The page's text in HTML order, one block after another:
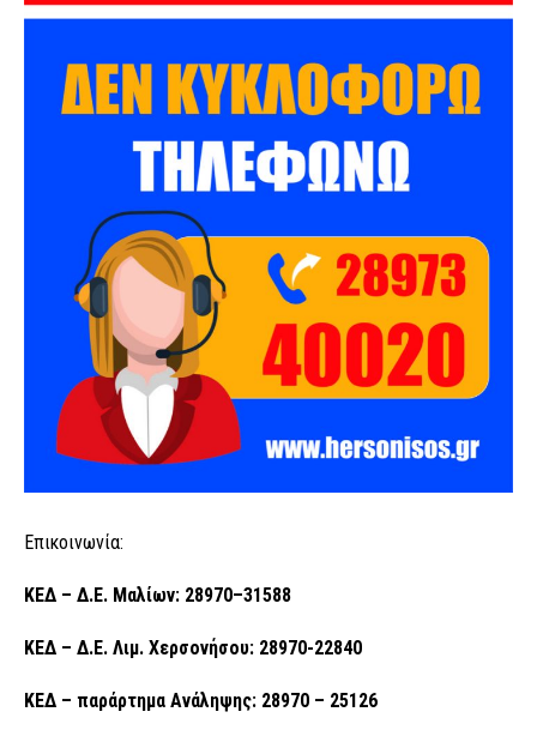
Επικοινωνία:
ΚΕΔ – Δ.Ε. Μαλίων: 28970–31588
ΚΕΔ – Δ.Ε. Λιμ. Χερσονήσου: 28970-22840
ΚΕΔ – παράρτημα Ανάληψης: 28970 – 25126